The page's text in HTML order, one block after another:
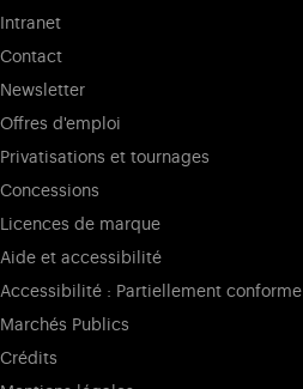
Intranet
Contact
Newsletter
Offres d'emploi
Privatisations et tournages
Concessions
Licences de marque
Aide et accessibilité
Accessibilité : Partiellement conforme
Marchés Publics
Crédits